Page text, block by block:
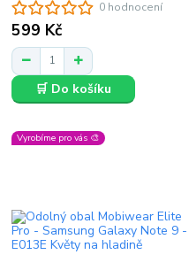
0 hodnocení
599 Kč
🛒 Do košíku
Vyrobíme pro vás 🎨